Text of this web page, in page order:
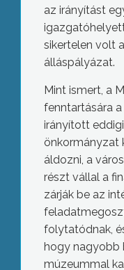
az irányítást
sikertelen volt
álláspályázat.
Mint ismert, a
fenntartására
irányított
önkormányzat
áldozni, a
részt vállal a
zárják be az
folytatódnak,
hogy nagyobb
múzeummal